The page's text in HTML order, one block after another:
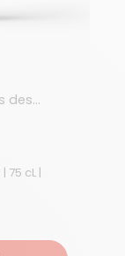
des
Saint-Nicolas-De-Bourgueil | 75 cL |